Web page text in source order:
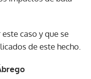
caso y que se
de este hecho.